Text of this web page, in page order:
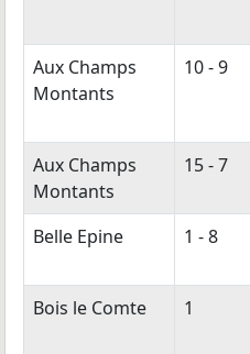
Aux Champs
Montants
10 - 9
Aux Champs
Montants
15 - 7
Belle Epine 1 - 8
Bois le Comte 1